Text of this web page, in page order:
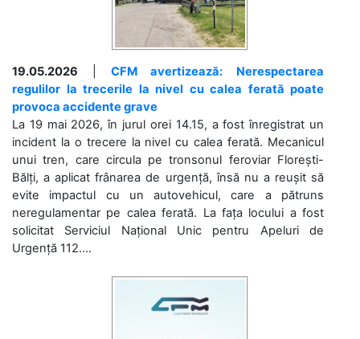
19.05.2026
CFM avertizează: Nerespectarea
regulilor la trecerile la nivel cu calea ferată poate
provoca accidente grave
La 19 mai 2026, în jurul orei 14.15, a fost înregistrat un
incident la o trecere la nivel cu calea ferată. Mecanicul
unui tren, care circula pe tronsonul feroviar Florești-
Bălți, a aplicat frânarea de urgență, însă nu a reușit să
evite impactul cu un autovehicul, care a pătruns
neregulamentar pe calea ferată. La fața locului a fost
solicitat Serviciul Național Unic pentru Apeluri de
Urgență 112....